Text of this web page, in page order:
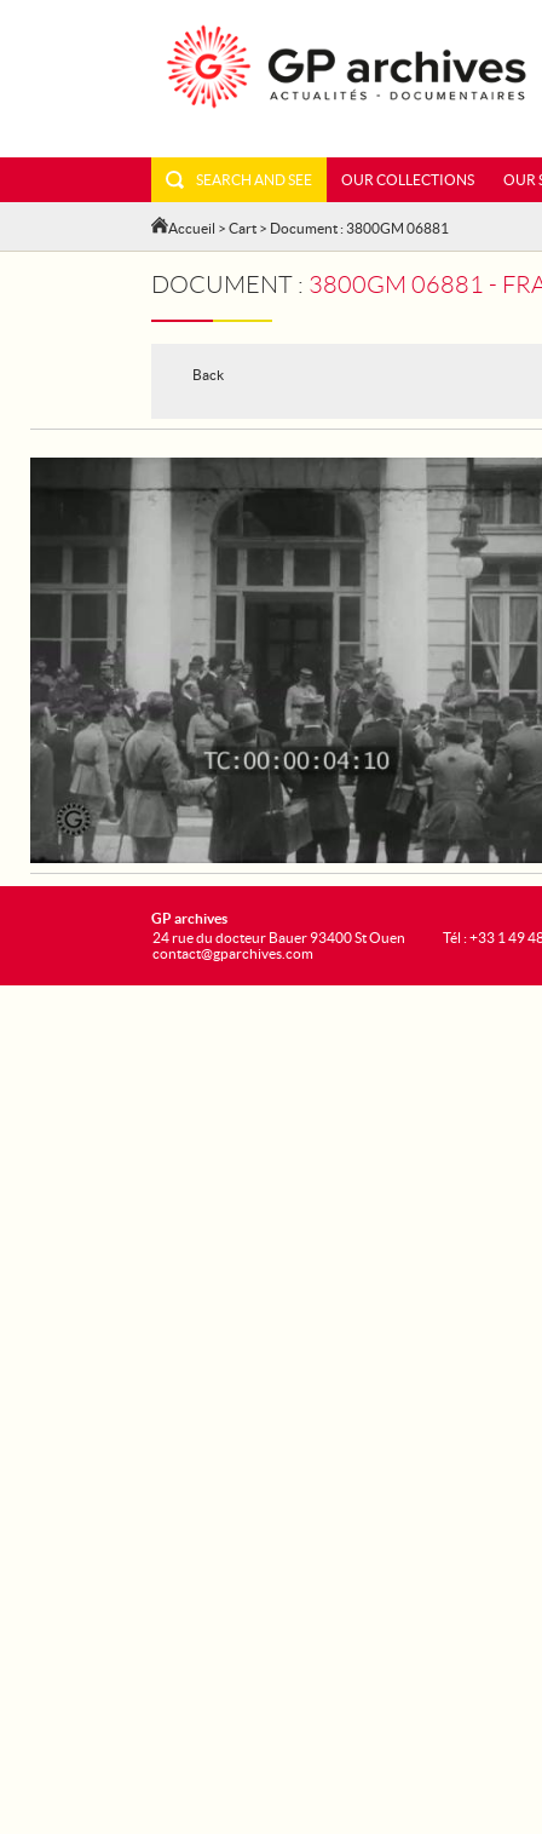
SEARCH AND SEE OUR COLLECTIONS OUR
Accueil > Cart > Document : 3800GM 06881
DOCUMENT : 3800GM 06881 -
Back
GP archives
24 rue du docteur Bauer 93400 St Ouen
contact@gparchives.com
Tél : +33 1 49